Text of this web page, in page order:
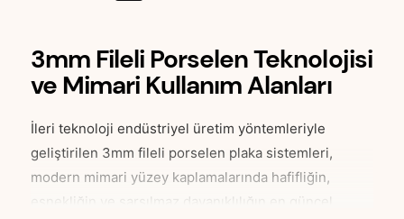
3mm Fileli Porselen Teknolojisi
ve Mimari Kullanım Alanları
İleri teknoloji endüstriyel üretim yöntemleriyle
geliştirilen 3mm fileli porselen plaka sistemleri,
modern mimari yüzey kaplamalarında hafifliğin,
esnekliğin ve sarsılmaz dayanıklılığın en güncel